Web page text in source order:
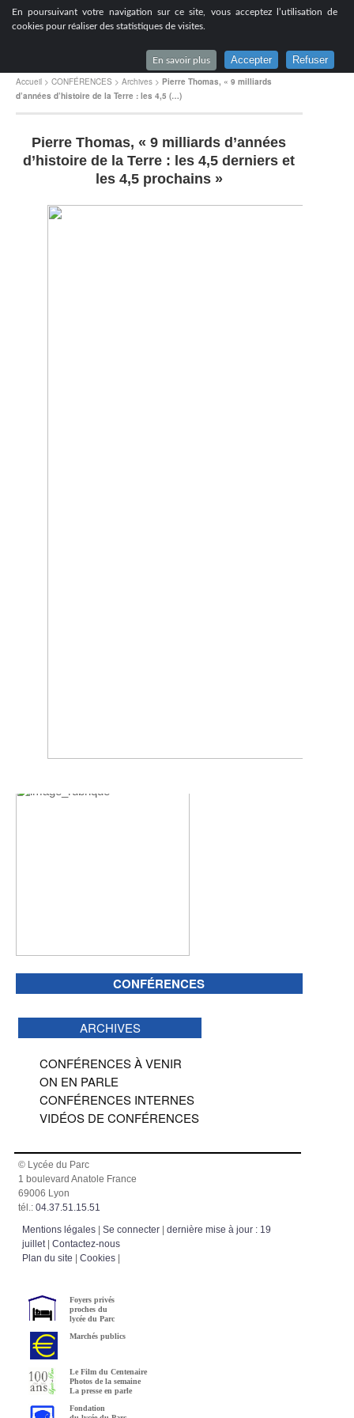
En poursuivant votre navigation sur ce site, vous acceptez l’utilisation de
cookies pour réaliser des statistiques de visites.
En savoir plus Accepter Refuser
Lycée du Parc à Lyon
Accueil > CONFÉRENCES > Archives > Pierre Thomas, « 9 milliards
d’années d’histoire de la Terre : les 4,5 (…)
Pierre Thomas, « 9 milliards d’années
d’histoire de la Terre : les 4,5 derniers et
les 4,5 prochains »
CONFÉRENCES
ARCHIVES
CONFÉRENCES À VENIR
ON EN PARLE
CONFÉRENCES INTERNES
VIDÉOS DE CONFÉRENCES
© Lycée du Parc
1 boulevard Anatole France
69006 Lyon
tél.:04.37.51.15.51
Mentions légales |Se connecter |dernière mise à jour : 19
juillet|Contactez-nous
Plan du site |Cookies
Foyers privés
proches du
lycée du Parc
Marchés publics
Le Film du Centenaire
Photos de la semaine
La presse en parle
Fondation